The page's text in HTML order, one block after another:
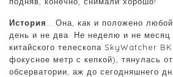
История
Она, как и положено
день и не два. Не неделю и не месяц.
китайского телескопа SkyWatcher
фокусное метр с кепкой), тянулась
обсерватории, аж до сегодняшнего